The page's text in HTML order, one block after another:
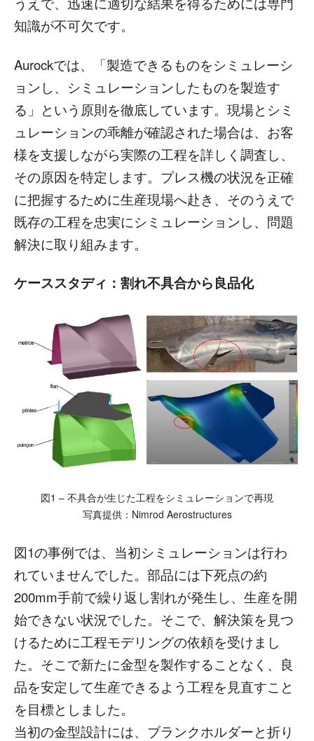
知識が不可欠です。
Aurockでは、「製造できるものをシミュレーシ
ョンし、シミュレーションしたものを製造す
る」という原則を徹底しています。現場とシミ
ュレーションの乖離が確認された場合は、お客
様を支援しながら実際の工程を詳しく調査し、
その原因を特定します。プレス機の状況を正確
に把握するために生産現場へ赴き、そのうえで
既存の工程を忠実にシミュレーションし、問題
解決に取り組みます。
ケーススタディ：割れ不具合から良品化
図1 – 不具合が生じた工程をシミュレーションで再現
写真提供：Nimrod Aerostructures
図1の事例では、当初シミュレーションは行わ
れていませんでした。部品には下死点の約
200mm手前で繰り返し割れが発生し、生産を開
始できない状況でした。そこで、解決策を見つ
けるために工程モデリングの依頼を受けまし
た。そこで新たに金型を製作することなく、良
品を安定して生産できるよう工程を見直すこと
を目標としました。
当初の金型設計には、ブランクホルダーと折り